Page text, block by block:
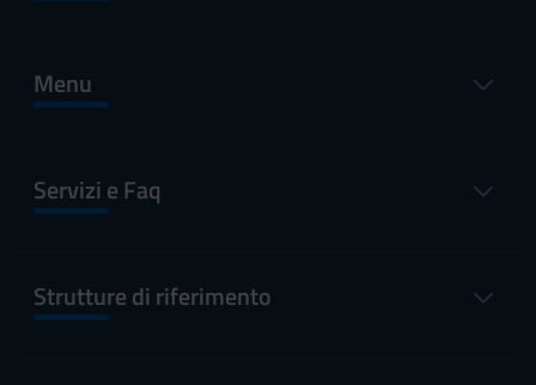
Menu
Servizi e Faq
Strutture di riferimento